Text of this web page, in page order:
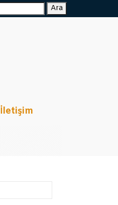
Ara
İletişim